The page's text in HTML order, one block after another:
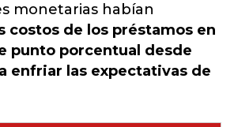
monetarias habían
costos de los préstamos en
punto porcentual desde
enfriar las expectativas de